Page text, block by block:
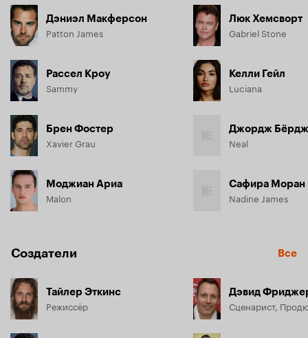
Дэниэл Макферсон
Patton James
Рассел Кроу
Sammy
Брен Фостер
Xavier Grau
Моджиан Ариа
Malon
Люк Хемсворт
Gabriel Stone
Келли Гейл
Luciana
Джордж
Neal
Сафира Моран
Nadine James
Создатели Все
Тайлер Эткинс
Режиссёр
Дэвид
Сценарист,